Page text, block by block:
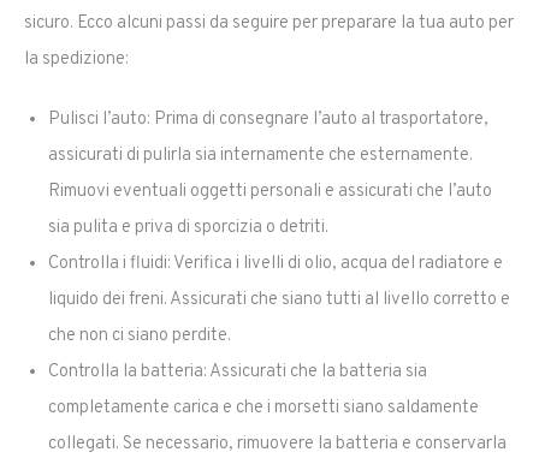
sicuro. Ecco alcuni passi da seguire per preparare la tua auto per
la spedizione:
Pulisci l’auto: Prima di consegnare l’auto al trasportatore,
assicurati di pulirla sia internamente che esternamente.
Rimuovi eventuali oggetti personali e assicurati che l’auto
sia pulita e priva di sporcizia o detriti.
Controlla i fluidi: Verifica i livelli di olio, acqua del radiatore e
liquido dei freni. Assicurati che siano tutti al livello corretto e
che non ci siano perdite.
Controlla la batteria: Assicurati che la batteria sia
completamente carica e che i morsetti siano saldamente
collegati. Se necessario, rimuovere la batteria e conservarla